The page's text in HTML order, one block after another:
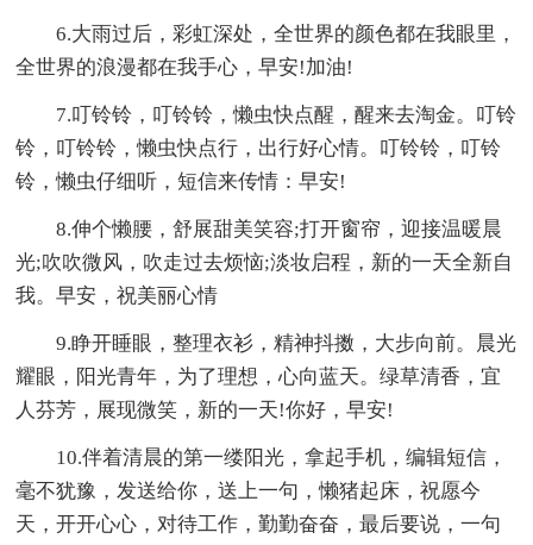
6.大雨过后，彩虹深处，全世界的颜色都在我眼里，
全世界的浪漫都在我手心，早安!加油!
7.叮铃铃，叮铃铃，懒虫快点醒，醒来去淘金。叮铃
铃，叮铃铃，懒虫快点行，出行好心情。叮铃铃，叮铃
铃，懒虫仔细听，短信来传情：早安!
8.伸个懒腰，舒展甜美笑容;打开窗帘，迎接温暖晨
光;吹吹微风，吹走过去烦恼;淡妆启程，新的一天全新自
我。早安，祝美丽心情
9.睁开睡眼，整理衣衫，精神抖擞，大步向前。晨光
耀眼，阳光青年，为了理想，心向蓝天。绿草清香，宜
人芬芳，展现微笑，新的一天!你好，早安!
10.伴着清晨的第一缕阳光，拿起手机，编辑短信，
毫不犹豫，发送给你，送上一句，懒猪起床，祝愿今
天，开开心心，对待工作，勤勤奋奋，最后要说，一句